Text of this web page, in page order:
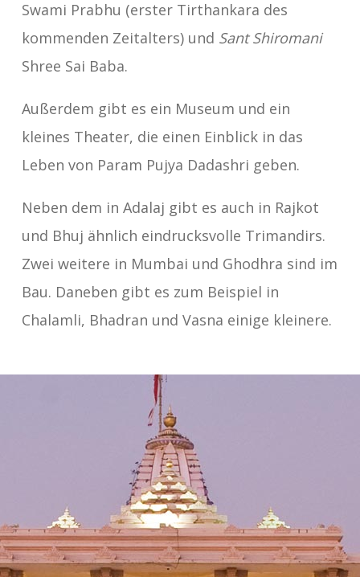
Swami Prabhu (erster Tirthankara des
kommenden Zeitalters) und Sant Shiromani
Shree Sai Baba.
Außerdem gibt es ein Museum und ein
kleines Theater, die einen Einblick in das
Leben von Param Pujya Dadashri geben.
Neben dem in Adalaj gibt es auch in Rajkot
und Bhuj ähnlich eindrucksvolle Trimandirs.
Zwei weitere in Mumbai und Ghodhra sind im
Bau. Daneben gibt es zum Beispiel in
Chalamli, Bhadran und Vasna einige kleinere.